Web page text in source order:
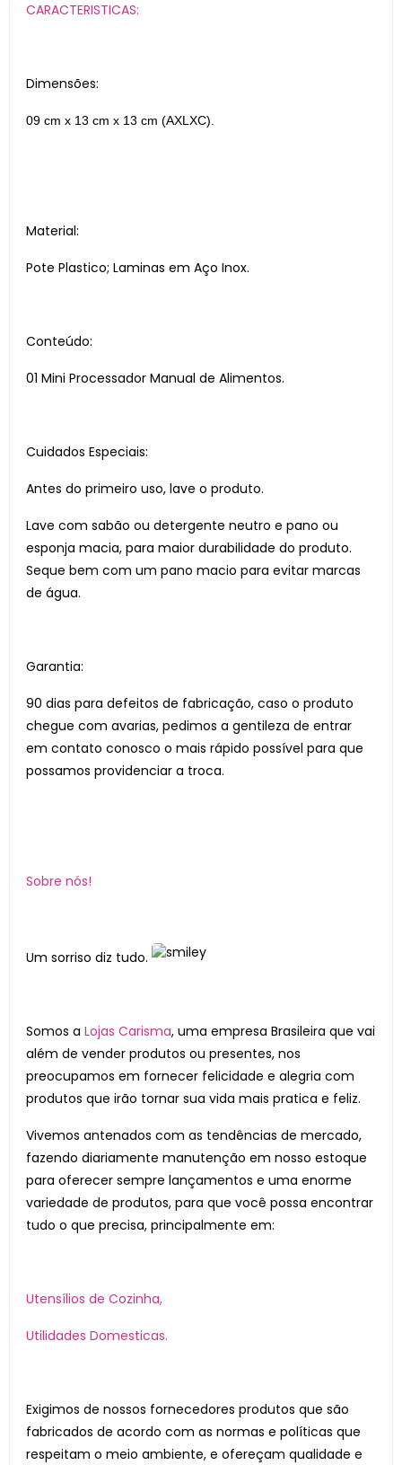
CARACTERISTICAS:
Dimensões:
09 cm x 13 cm x 13 cm (AXLXC).
Material:
Pote Plastico; Laminas em Aço Inox.
Conteúdo:
01 Mini Processador Manual de Alimentos.
Cuidados Especiais:
Antes do primeiro uso, lave o produto.
Lave com sabão ou detergente neutro e pano ou
esponja macia, para maior durabilidade do produto.
Seque bem com um pano macio para evitar marcas
de água.
Garantia:
90 dias para defeitos de fabricação, caso o produto
chegue com avarias, pedimos a gentileza de entrar
em contato conosco o mais rápido possível para que
possamos providenciar a troca.
Sobre nós!
Um sorriso diz tudo.
Somos a Lojas Carisma, uma empresa Brasileira que vai
além de vender produtos ou presentes, nos
preocupamos em fornecer felicidade e alegria com
produtos que irão tornar sua vida mais pratica e feliz.
Vivemos antenados com as tendências de mercado,
fazendo diariamente manutenção em nosso estoque
para oferecer sempre lançamentos e uma enorme
variedade de produtos, para que você possa encontrar
tudo o que precisa, principalmente em:
Utensílios de Cozinha,
Utilidades Domesticas.
Exigimos de nossos fornecedores produtos que são
fabricados de acordo com as normas e políticas que
respeitam o meio ambiente, e ofereçam qualidade e